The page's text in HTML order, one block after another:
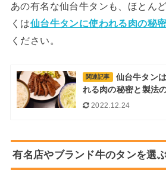
あの有名な仙台牛タンも、ほとん
くは仙台牛タンに使われる肉の秘
ください。
関連記事
仙台牛タン
れる肉の秘密と製法
2022.12.24
有名店やブランド牛のタンを選